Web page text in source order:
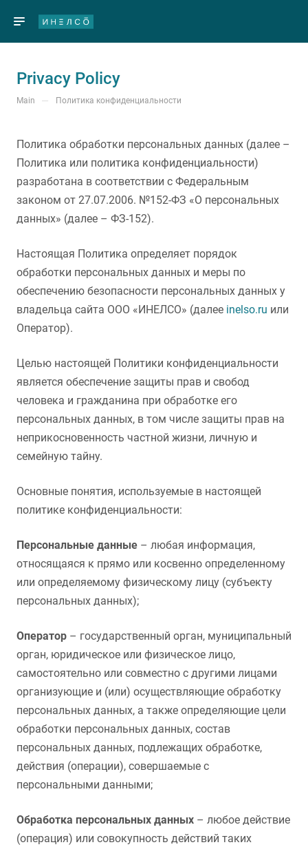
Privacy Policy
Main — Политика конфиденциальности
Политика обработки персональных данных (далее –
Политика или политика конфиденциальности)
разработана в соответствии с Федеральным
законом от 27.07.2006. №152-ФЗ «О персональных
данных» (далее – ФЗ-152).
Настоящая Политика определяет порядок
обработки персональных данных и меры по
обеспечению безопасности персональных данных у
владельца сайта ООО «ИНЕЛСО» (далее inelso.ru или
Оператор).
Целью настоящей Политики конфиденциальности
является обеспечение защиты прав и свобод
человека и гражданина при обработке его
персональных данных, в том числе защиты прав на
неприкосновенность частной жизни, личную и
семейную тайну.
Основные понятия, используемые в настоящей
политике конфиденциальности:
Персональные данные – любая информация,
относящаяся к прямо или косвенно определенному
или определяемому физическому лицу (субъекту
персональных данных);
Оператор – государственный орган, муниципальный
орган, юридическое или физическое лицо,
самостоятельно или совместно с другими лицами
организующие и (или) осуществляющие обработку
персональных данных, а также определяющие цели
обработки персональных данных, состав
персональных данных, подлежащих обработке,
действия (операции), совершаемые с
персональными данными;
Обработка персональных данных – любое действие
(операция) или совокупность действий таких